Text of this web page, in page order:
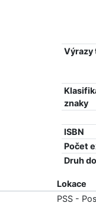
Výrazy
znaky
ISBN
Počet
Druh
Lokace
PSS -